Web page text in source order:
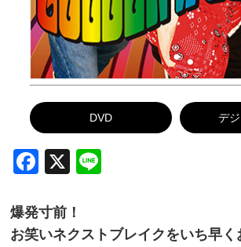
DVD デ
Facebook
X
爆発寸前！
お笑いネクストブレイクをいち早